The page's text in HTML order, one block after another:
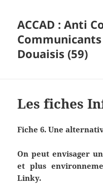
ACCAD : Anti
Douaisis (59)
Les fiches
Fiche 6. Une
On peut envisager
et plus
Linky.